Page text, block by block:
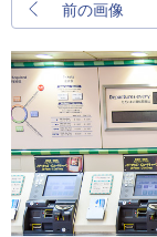
前の画像